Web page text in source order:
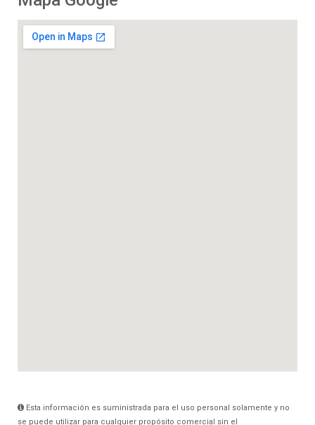
Esta información es suministrada para el uso personal solamente y no
se puede utilizar para cualquier propósito comercial sin el